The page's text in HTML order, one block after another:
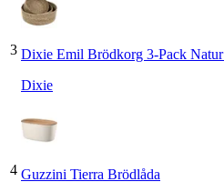
3 Dixie Emil Brödkorg 3-Pack
Dixie
4 Guzzini Tierra Brödlåda